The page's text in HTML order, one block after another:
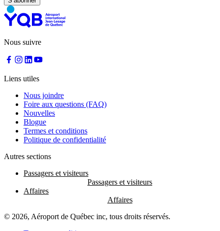
Nous suivre
Liens utiles
Nous joindre
Foire aux questions (FAQ)
Nouvelles
Blogue
Termes et conditions
Politique de confidentialité
Autres sections
Passagers et visiteurs
Affaires
© 2026, Aéroport de Québec inc, tous droits réservés.